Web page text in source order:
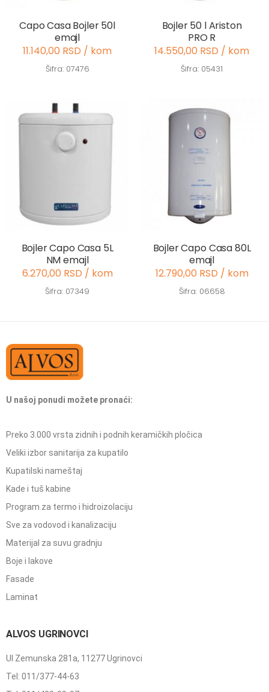
Capo Casa Bojler 50l
emajl
11.140,00 RSD / kom
Šifra: 07476
Bojler 50 l Ariston
PRO R
14.550,00 RSD / kom
Šifra: 05431
Bojler Capo Casa 5L
NM emajl
6.270,00 RSD / kom
Šifra: 07349
Bojler Capo Casa 80L
emajl
12.790,00 RSD / kom
Šifra: 06658
U našoj ponudi možete pronaći:
Preko 3.000 vrsta zidnih i podnih keramičkih pločica
Veliki izbor sanitarija za kupatilo
Kupatilski nameštaj
Kade i tuš kabine
Program za termo i hidroizolaciju
Sve za vodovod i kanalizaciju
Materijal za suvu gradnju
Boje i lakove
Fasade
Laminat
ALVOS UGRINOVCI
Ul Zemunska 281a, 11277 Ugrinovci
Tel: 011/377-44-63